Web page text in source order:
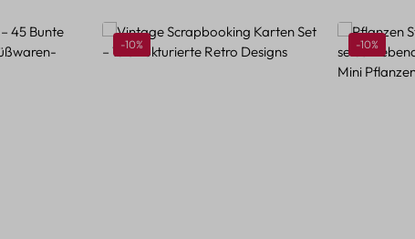
Rabatt
-10% Rabatt
-10%